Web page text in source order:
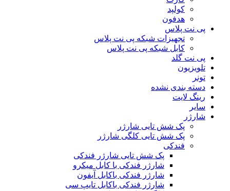
کولپد
هدفون
پی نت پلاس
تجهیزات شبکه پی نت پلاس
کابل شبکه پی نت پلاس
پی نت گلد
تلویزیون
تونر
دسته بندی نشده
رینگ لایت
سایر
شارژر
پک شش تایی شارژر
پک شش تایی کلگی شارژر
فندکی
پک شش تایی شارژر فندکی
شارژر فندکی با کابل میکرو
شارژر فندکی باکابل آیفون
شارژر فندکی باکابل تایپ سی